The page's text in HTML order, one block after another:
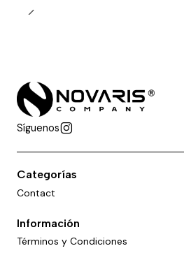
Síguenos
Categorías
Contact
Información
Términos y Condiciones